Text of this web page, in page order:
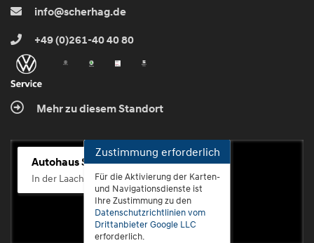
info@scherhag.de
+49 (0)261-40 40 80
Mehr zu diesem Standort
Autohaus Scherhag
In der Laach 76, 56072 Koblenz-Güls
Zustimmung erforderlich
Für die Aktivierung der Karten-
und Navigationsdienste ist
Ihre Zustimmung zu den
Datenschutzrichtlinien vom
Drittanbieter Google LLC
erforderlich.